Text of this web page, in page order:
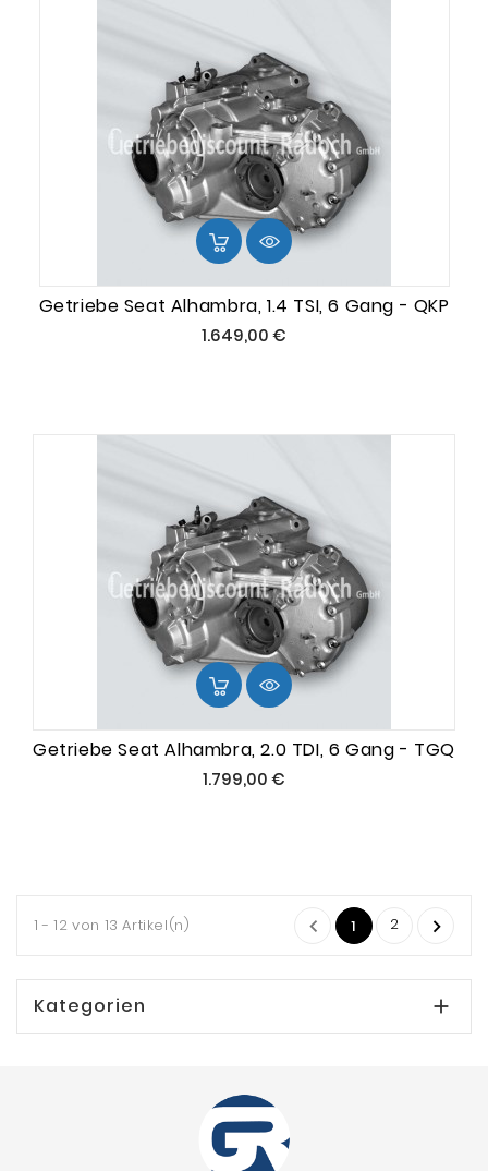
Getriebe Seat Alhambra, 1.4 TSI, 6 Gang - QKP
1.649,00 €
Getriebe Seat Alhambra, 2.0 TDI, 6 Gang - TGQ
1.799,00 €
1 - 12 von 13 Artikel(n)  1 2 
Kategorien 